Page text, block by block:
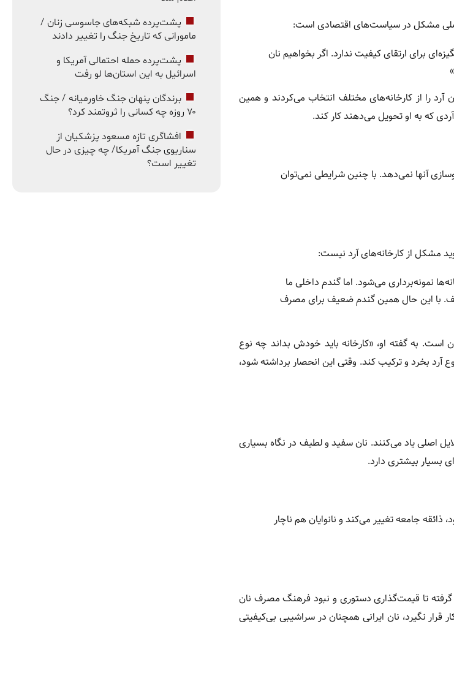
اصلی مشکل در سیاست‌های اقتصادی است:
برای ارتقای کیفیت ندارد. اگر بخواهیم نان
می‌شد، نانوایان آرد را از کارخانه‌های مختلف انتخاب می‌کردند و همین
که به او تحویل می‌دهند کار کند.
آنها نمی‌دهد. با چنین شرایطی نمی‌توان
مشکل از کارخانه‌های آرد نیست:
نمونه‌برداری می‌شود. اما گندم داخلی ما
گندم کشور خوب است، ۳۰ درصد متوسط و ۴۰ درصد ضعیف. با این حال همین گندم ضعیف برای مصرف
است. به گفته او، «کارخانه باید خودش بداند چه نوع
آرد بخرد و ترکیب کند. وقتی این انحصار برداشته شود،
اصلی یاد می‌کنند. نان سفید و لطیف در نگاه بسیاری
بسیار بیشتری دارد.
جامعه تغییر می‌کند و نانوایان هم ناچار
تا قیمت‌گذاری دستوری و نبود فرهنگ مصرف نان
نگیرد، نان ایرانی همچنان در سراشیبی بی‌کیفیتی
پشت‌پرده شبکه‌های جاسوسی زنان /
مامورانی که تاریخ جنگ را تغییر دادند
پشت‌پرده حمله احتمالی آمریکا و
اسرائیل به این استان‌ها لو رفت
برندگان پنهان جنگ خاورمیانه / جنگ
۷۰ روزه چه کسانی را ثروتمند کرد؟
افشاگری تازه مسعود پزشکیان از
سناریوی جنگ آمریکا/ چه چیزی در حال
تغییر است؟